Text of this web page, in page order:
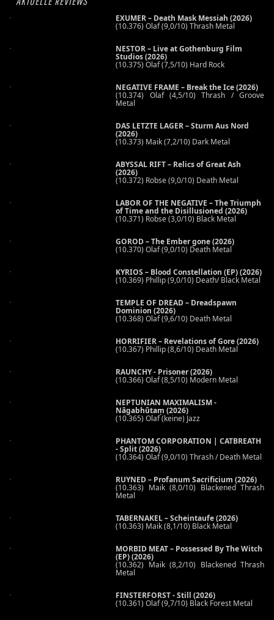
EXUMER – Death Mask Messiah (2026)
(10.376) Olaf (9,0/10) Thrash Metal
NESTOR – Live at Gothenburg Film
Studios (2026)
(10.375) Olaf (7,5/10) Hard Rock
NEGATIVE FRAME – Break the Ice (2026)
(10.374) Olaf (4,5/10) Thrash / Groove
Metal
DAS LETZTE LAGER – Sturm Aus Nord
(2026)
(10.373) Maik (7,2/10) Dark Metal
ABYSSAL RIFT – Relics of Great Ash
(2026)
(10.372) Robse (9,0/10) Death Metal
LABOR OF THE NEGATIVE – The Triumph
of Time and the Disillusioned (2026)
(10.371) Robse (3,0/10) Black Metal
GOROD – The Ember gone (2026)
(10.370) Olaf (9,0/10) Death Metal
KYRIOS – Blood Constellation (EP) (2026)
(10.369) Phillip (9,0/10) Death/ Black Metal
TEMPLE OF DREAD – Dreadspawn
Dominion (2026)
(10.368) Olaf (9,6/10) Death Metal
HORRIFIER – Revelations of Gore (2026)
(10.367) Phillip (8,6/10) Death Metal
RAUNCHY - Prisoner (2026)
(10.366) Olaf (8,5/10) Modern Metal
NEPTUNIAN MAXIMALISM -
Nāgabhūtaṃ (2026)
(10.365) Olaf (keine) Jazz
PHANTOM CORPORATION | CATBREATH
- Split (2026)
(10.364) Olaf (9,0/10) Thrash / Death Metal
RUYNED – Profanum Sacrificium (2026)
(10.363) Maik (8,0/10) Blackened Thrash
Metal
TABERNAKEL – Scheintaufe (2026)
(10.363) Maik (8,1/10) Black Metal
MORBID MEAT – Possessed By The Witch
(EP) (2026)
(10.362) Maik (8,2/10) Blackened Thrash
Metal
FINSTERFORST - Still (2026)
(10.361) Olaf (9,7/10) Black Forest Metal